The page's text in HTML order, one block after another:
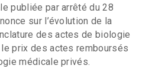
publiée par arrêté du 28
sur l’évolution de la
des actes de biologie
prix des actes remboursés
médicale privés.